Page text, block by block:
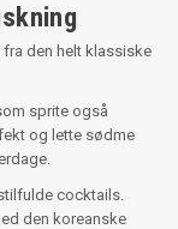
den helt klassiske
sprite også
og lette sødme
cocktails.
den koreanske